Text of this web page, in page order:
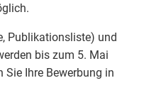
Publikationsliste) und
bis zum 5. Mai
Sie Ihre Bewerbung in